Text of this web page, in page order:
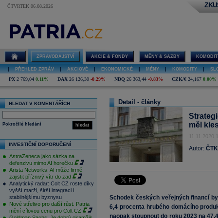
ČTVRTEK 06.08.2026
ZPRAVODAJSTVÍ AKCIE & FONDY MĚNY & SAZBY
PŘEHLED ZPRÁV AKCIOVÉ EKONOMICKÉ MĚNY KOMODITY
PX 2 769,04 0,11% DAX 26 126,30 -0,29% NDQ 26 363,44 -0,83% CZK/€ 24,167 0,00%
HLEDAT V KOMENTÁŘÍCH
hledat
Pokročilé hledání
INVESTIČNÍ DOPORUČENÍ
AstraZeneca jako sázka na
defenzivu mimo AI horečku
Arista Networks: AI může firmě
zajistit příznivý vítr do zad
Analytický radar: Colt CZ roste díky
vyšší marži, širší integraci i
stabilnějšímu byznysu
Nové střelivo pro další růst. Patria
mění cílovou cenu pro Colt CZ
Detail - články
měl
11.11.2020
Autor: ČTK
Schodek českých veřejných financí
6,4 procenta hrubého domácího
naopak stoupnout do roku 2023 na